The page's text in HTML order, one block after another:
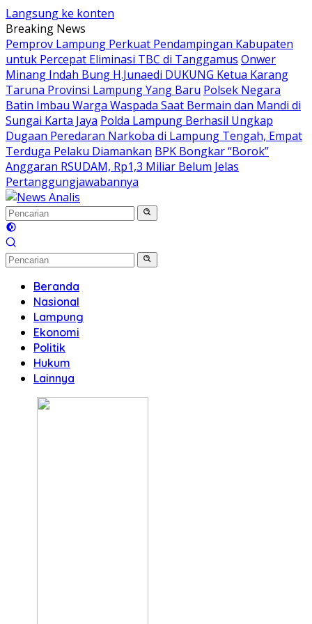
Langsung ke konten
Breaking News
Pemprov Lampung Perkuat Pendampingan Kabupaten
untuk Percepat Eliminasi TBC di Tanggamus Onwer
Minang Indah Bung H.Junaedi DUKUNG Ketua Karang
Taruna Provinsi Lampung Yang Baru Polsek Negara
Batin Imbau Warga Waspada Saat Bermain dan Mandi di
Sungai Karta Jaya Polda Lampung Berhasil Ungkap
Dugaan Peredaran Narkoba di Lampung Tengah, Empat
Terduga Pelaku Diamankan BPK Bongkar “Borok”
Anggaran RSUDAM, Rp1,3 Miliar Belum Jelas
Pertanggungjawabannya
Beranda
Nasional
Lampung
Ekonomi
Politik
Hukum
Lainnya